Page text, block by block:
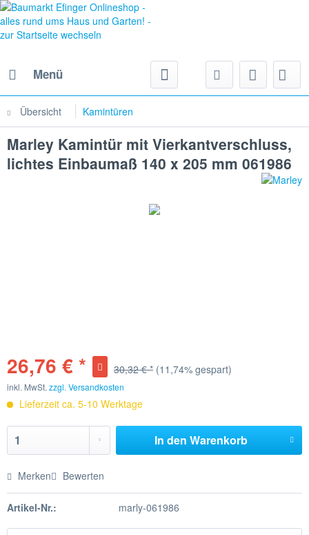
Menü
Übersicht Kamintüren
Marley Kamintür mit Vierkantverschluss,
lichtes Einbaumaß 140 x 205 mm 061986
26,76 € * 30,32 € * (11,74% gespart)
inkl. MwSt. zzgl. Versandkosten
Lieferzeit ca. 5-10 Werktage
In den Warenkorb
Merken Bewerten
Artikel-Nr.: marly-061986